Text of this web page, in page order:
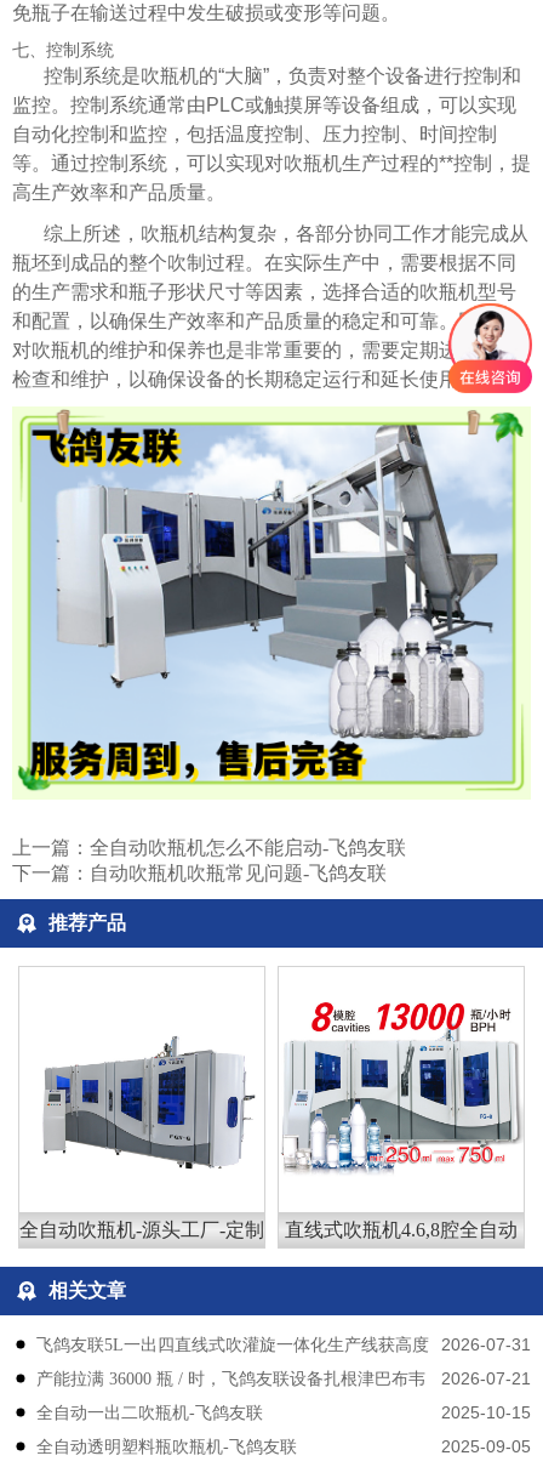
免瓶子在输送过程中发生破损或变形等问题。
七、控制系统
控制系统是吹瓶机的“大脑”，负责对整个设备进行控制和
监控。控制系统通常由PLC或触摸屏等设备组成，可以实现
自动化控制和监控，包括温度控制、压力控制、时间控制
等。通过控制系统，可以实现对吹瓶机生产过程的**控制，提
高生产效率和产品质量。
综上所述，吹瓶机结构复杂，各部分协同工作才能完成从
瓶坯到成品的整个吹制过程。在实际生产中，需要根据不同
的生产需求和瓶子形状尺寸等因素，选择合适的吹瓶机型号
和配置，以确保生产效率和产品质量的稳定和可靠。同时，
对吹瓶机的维护和保养也是非常重要的，需要定期进行设备
检查和维护，以确保设备的长期稳定运行和延长使用寿命。
上一篇： 全自动吹瓶机怎么不能启动-飞鸽友联
下一篇： 自动吹瓶机吹瓶常见问题-飞鸽友联
推荐产品
全自动吹瓶机-源头工厂-定制 直线式吹瓶机4.6,8腔全自动
相关文章
2026-07-31
飞鸽友联5L一出四直线式吹灌旋一体化生产线获高度
认可
2026-07-21
产能拉满 36000 瓶 / 时，飞鸽友联设备扎根津巴布韦
2025-10-15
​​全自动一出二吹瓶机-飞鸽友联
2025-09-05
全自动透明塑料瓶吹瓶机-飞鸽友联